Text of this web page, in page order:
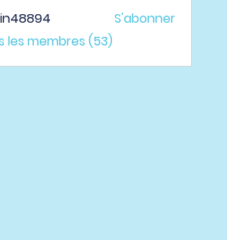
S'abonner
les membres (53)